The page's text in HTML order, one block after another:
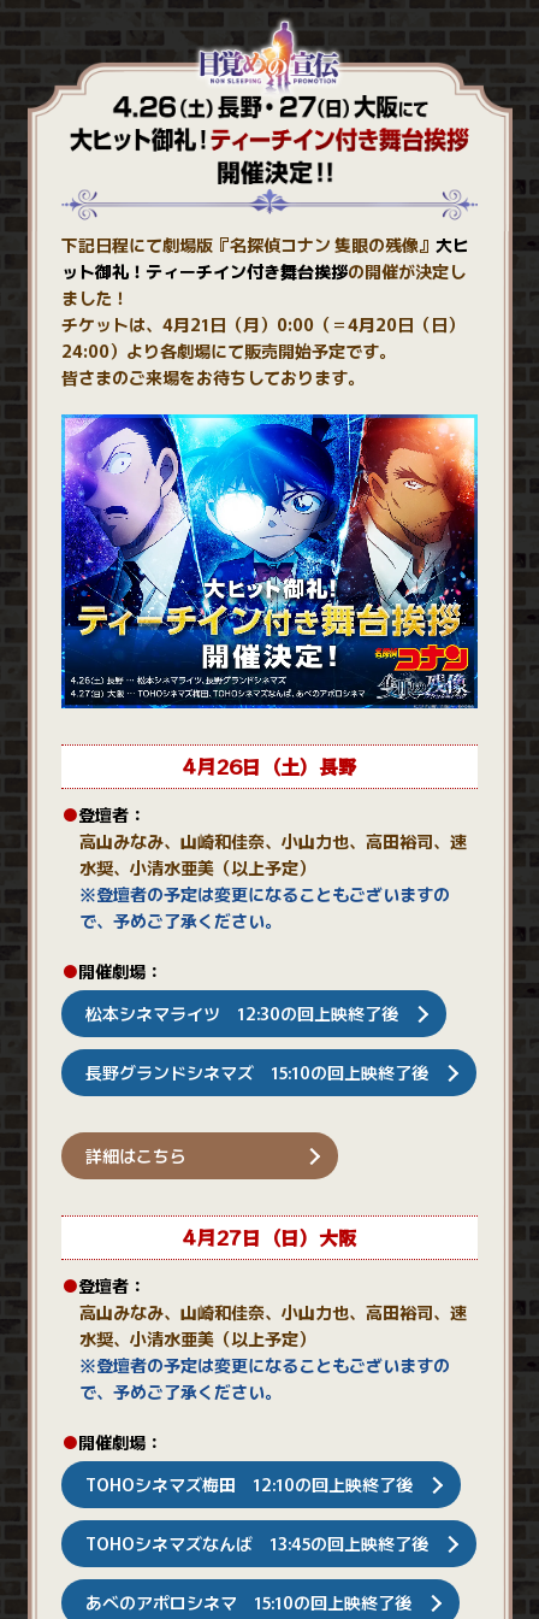
下記日程にて劇場版『名探偵コナン 隻眼の残像』 大ヒ
ット御礼！ティーチイン付き舞台挨拶の開催が決定し
ました！
チケットは、4月21日（月）0:00（＝4月20日（日）
24:00）より各劇場にて販売開始予定です。
皆さまのご来場をお待ちしております。
4月26日（土）長野
●登壇者：
高山みなみ、山崎和佳奈、小山力也、高田裕司、速
水奨、小清水亜美（以上予定）
※登壇者の予定は変更になることもございますの
で、予めご了承ください。
●開催劇場：
松本シネマライツ 12:30の回上映終了後
長野グランドシネマズ 15:10の回上映終了後
詳細はこちら
4月27日（日）大阪
●登壇者：
高山みなみ、山崎和佳奈、小山力也、高田裕司、速
水奨、小清水亜美（以上予定）
※登壇者の予定は変更になることもございますの
で、予めご了承ください。
●開催劇場：
TOHOシネマズ梅田 12:10の回上映終了後
TOHOシネマズなんば 13:45の回上映終了後
あべのアポロシネマ 15:10の回上映終了後